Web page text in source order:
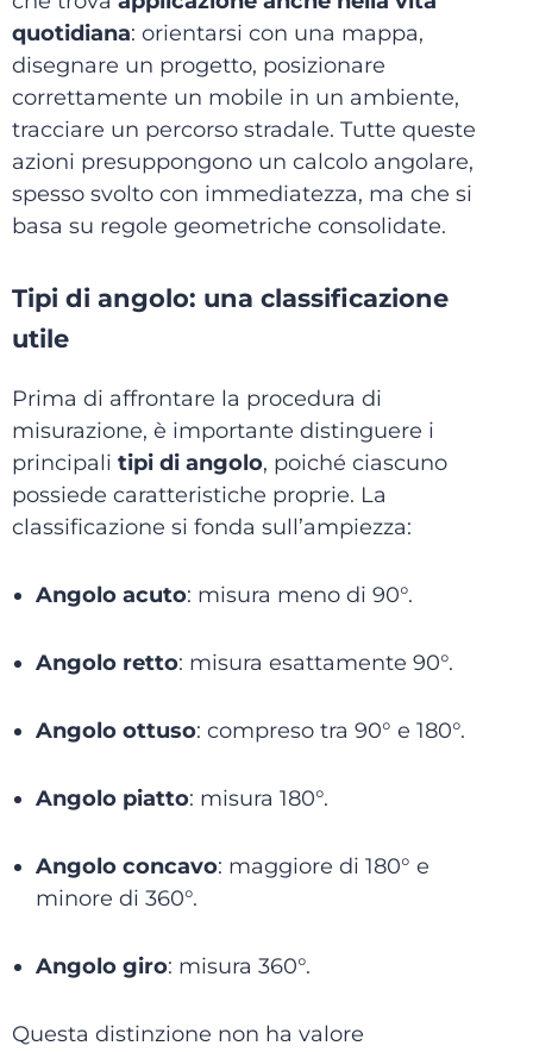
quotidiana: orientarsi con una mappa,
disegnare un progetto, posizionare
correttamente un mobile in un ambiente,
tracciare un percorso stradale. Tutte queste
azioni presuppongono un calcolo angolare,
spesso svolto con immediatezza, ma che si
basa su regole geometriche consolidate.
Tipi di angolo: una classificazione
utile
Prima di affrontare la procedura di
misurazione, è importante distinguere i
principali tipi di angolo, poiché ciascuno
possiede caratteristiche proprie. La
classificazione si fonda sull’ampiezza:
Angolo acuto: misura meno di 90°.
Angolo retto: misura esattamente 90°.
Angolo ottuso: compreso tra 90° e 180°.
Angolo piatto: misura 180°.
Angolo concavo: maggiore di 180° e
minore di 360°.
Angolo giro: misura 360°.
Questa distinzione non ha valore